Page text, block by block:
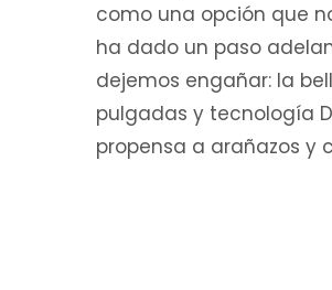
como una opción que
ha dado un paso
dejemos engañar: la
pulgadas y tecnología
propensa a arañazos y